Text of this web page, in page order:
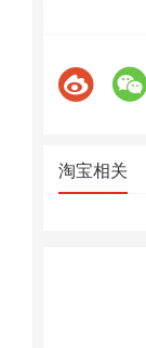
淘宝相关